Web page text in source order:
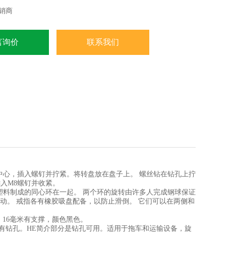
商
询价 联系我们
，插入螺钉并拧紧。将转盘放在盘子上。
螺丝钻在钻孔上拧
M8螺钉并收紧。
制成的同心环在一起。
两个环的旋转由许多人完成钢球保证
。 戒指各有橡胶吸盘配备，以防止滑倒。
它们可以在两侧和
16毫米有支撑，颜色黑色。
钻孔。 HE简介部分是钻孔可用。适用于拖车和运输设备，旋